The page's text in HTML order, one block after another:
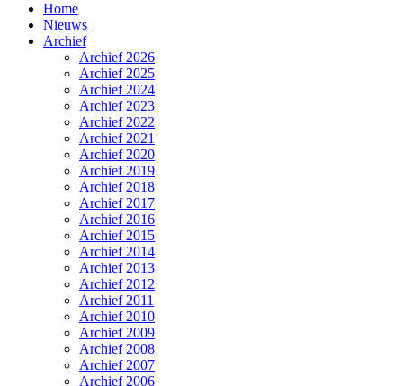
Home
Nieuws
Archief
Archief 2026
Archief 2025
Archief 2024
Archief 2023
Archief 2022
Archief 2021
Archief 2020
Archief 2019
Archief 2018
Archief 2017
Archief 2016
Archief 2015
Archief 2014
Archief 2013
Archief 2012
Archief 2011
Archief 2010
Archief 2009
Archief 2008
Archief 2007
Archief 2006